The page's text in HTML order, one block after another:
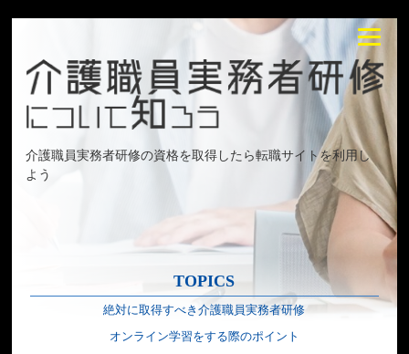
介護職員実務者研修の資格を取得したら転職サイトを利用し
よう
TOPICS
絶対に取得すべき介護職員実務者研修
オンライン学習をする際のポイント